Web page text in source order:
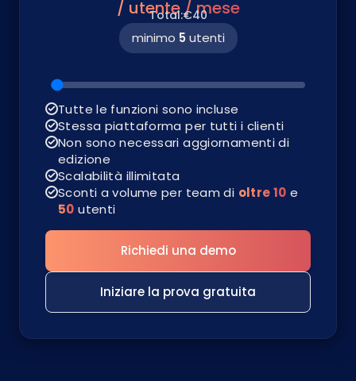
/ utente / mese
Total:€40
minimo 5 utenti
Tutte le funzioni sono incluse
Stessa piattaforma per tutti i clienti
Non sono necessari aggiornamenti di
edizione
Scalabilità illimitata
Sconti a volume per team di oltre 10 e
50 utenti
Richiedi una demo
Iniziare la prova gratuita